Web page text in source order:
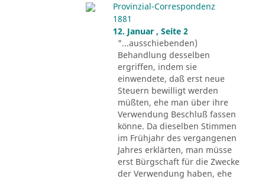
Provinzial-Correspondenz
1881
12. Januar , Seite 2
"...ausschiebenden)
Behandlung desselben
ergriffen, indem sie
einwendete, daß erst neue
Steuern bewilligt werden
müßten, ehe man über ihre
Verwendung Beschluß fassen
könne. Da dieselben Stimmen
im Frühjahr des vergangenen
Jahres erklärten, man müsse
erst Bürgschaft für die Zwecke
der Verwendung haben, ehe